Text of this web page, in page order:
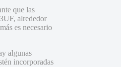
que las
alrededor
es necesario
algunas
incorporadas